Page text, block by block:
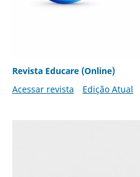
Revista Educare (Online)
Acessar revista
Edição Atual